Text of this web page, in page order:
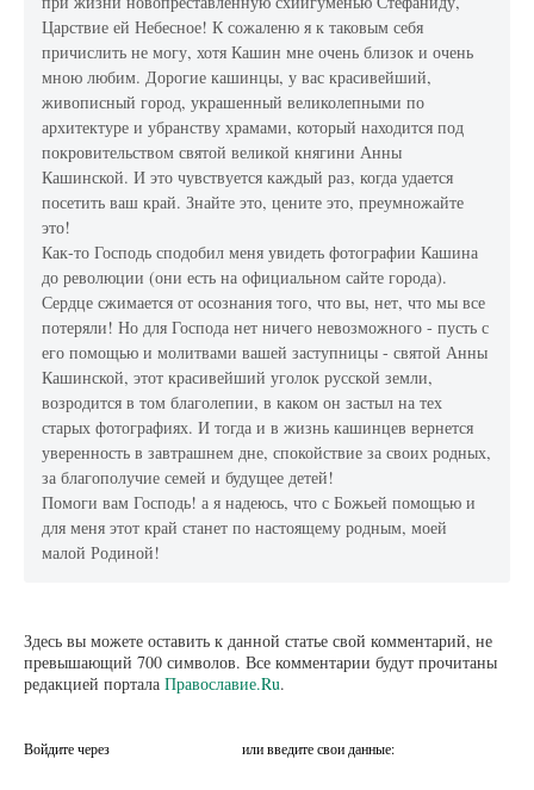
Царствие ей Небесное! К сожаленю я к таковым себя
причислить не могу, хотя Кашин мне очень близок и очень
мною любим. Дорогие кашинцы, у вас красивейший,
живописный город, украшенный великолепными по
архитектуре и убранству храмами, который находится под
покровительством святой великой княгини Анны
Кашинской. И это чувствуется каждый раз, когда удается
посетить ваш край. Знайте это, цените это, преумножайте
это!
Как-то Господь сподобил меня увидеть фотографии Кашина
до революции (они есть на официальном сайте города).
Сердце сжимается от осознания того, что вы, нет, что мы все
потеряли! Но для Господа нет ничего невозможного - пусть с
его помощью и молитвами вашей заступницы - святой Анны
Кашинской, этот красивейший уголок русской земли,
возродится в том благолепии, в каком он застыл на тех
старых фотографиях. И тогда и в жизнь кашинцев вернется
уверенность в завтрашнем дне, спокойствие за своих родных,
за благополучие семей и будущее детей!
Помоги вам Господь! а я надеюсь, что с Божьей помощью и
для меня этот край станет по настоящему родным, моей
малой Родиной!
Здесь вы можете оставить к данной статье свой комментарий, не
превышающий 700 символов. Все комментарии будут прочитаны
редакцией портала Православие.Ru.
Войдите через или введите свои данные: